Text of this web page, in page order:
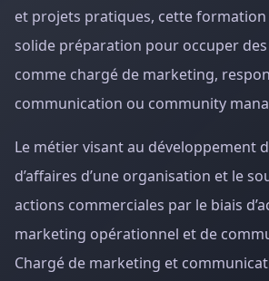
et projets pratiques, cette
solide préparation pour occuper
comme chargé de marketing,
communication ou community
Le métier visant au développement
d’affaires d’une organisation et le
actions commerciales par le biais
marketing opérationnel et de
Chargé de marketing et